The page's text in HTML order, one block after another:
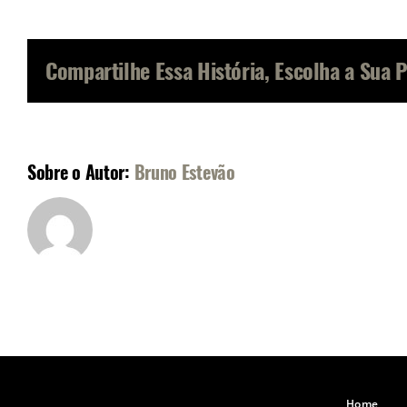
Compartilhe Essa História, Escolha a Sua
Sobre o Autor: Bruno Estevão